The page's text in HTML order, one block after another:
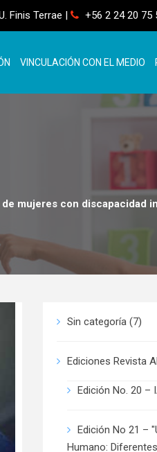
Finis Terrae | +56 2 24 20 75
VINCULACIÓN CON EL MEDIO
mujeres con discapacidad
Sin categoría (7)
Ediciones Revista
Edición No. 20 –
Edición No 21 –
Humano: